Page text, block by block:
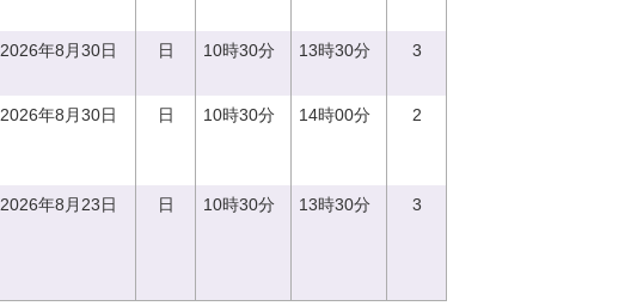
2026年8月30日 日 10時30分 13時30分 3
2026年8月30日 日 10時30分 14時00分 2
2026年8月23日 日 10時30分 13時30分 3